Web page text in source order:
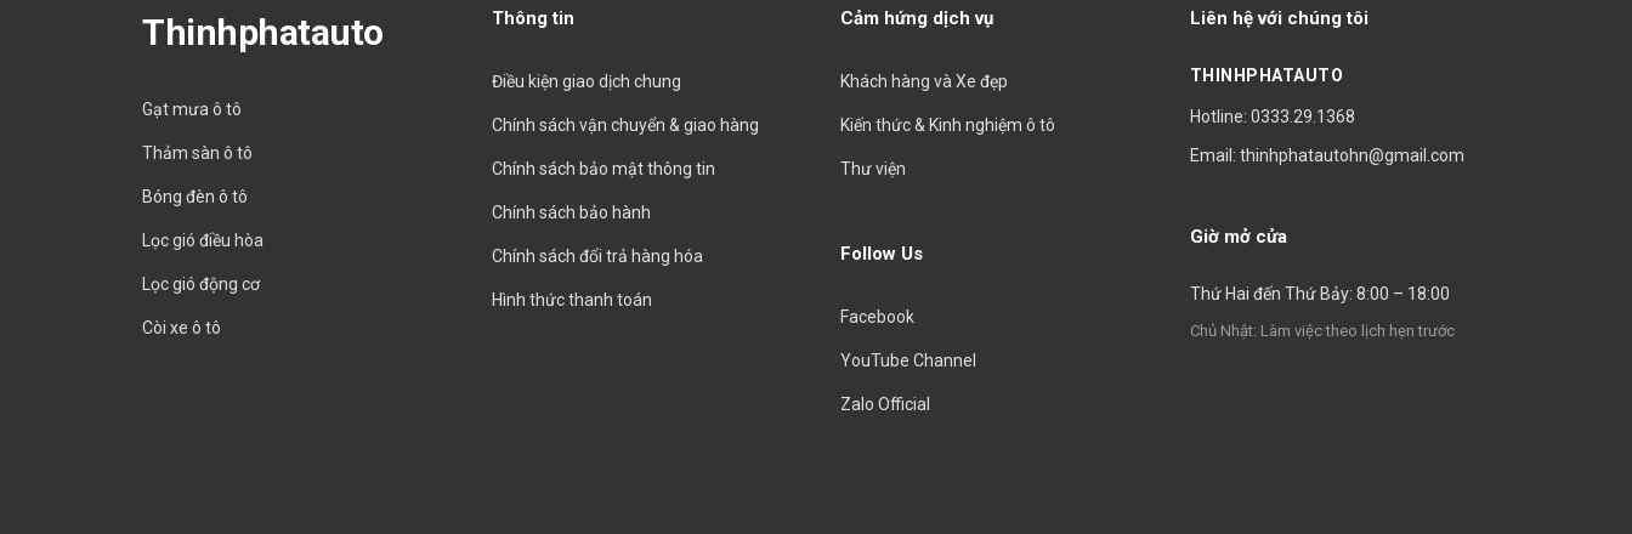
Thinhphatauto
Gạt mưa ô tô
Thảm sàn ô tô
Bóng đèn ô tô
Lọc gió điều hòa
Lọc gió động cơ
Còi xe ô tô
Thông tin
Điều kiện giao dịch chung
Chính sách vận chuyển & giao hàng
Chính sách bảo mật thông tin
Chính sách bảo hành
Chính sách đổi trả hàng hóa
Hình thức thanh toán
Cảm hứng dịch vụ
Khách hàng và Xe đẹp
Kiến thức & Kinh nghiệm ô tô
Thư viện
Follow Us
Facebook
YouTube Channel
Zalo Official
Liên hệ với chúng tôi
THINHPHATAUTO
Hotline: 0333.29.1368
Email: thinhphatautohn@gmail.com
Giờ mở cửa
Thứ Hai đến Thứ Bảy: 8:00 – 18:00
Chủ Nhật: Làm việc theo lịch hẹn trước